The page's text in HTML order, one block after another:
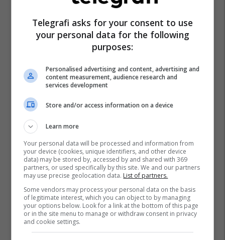
Mash Maqedoni
Telegrafi asks for your consent to use
your personal data for the following
purposes:
Personalised advertising and content, advertising and
content measurement, audience research and
services development
Store and/or access information on a device
Learn more
Your personal data will be processed and information from
your device (cookies, unique identifiers, and other device
data) may be stored by, accessed by and shared with 369
partners, or used specifically by this site. We and our partners
may use precise geolocation data. List of partners.
Some vendors may process your personal data on the basis
of legitimate interest, which you can object to by managing
your options below. Look for a link at the bottom of this page
or in the site menu to manage or withdraw consent in privacy
and cookie settings.